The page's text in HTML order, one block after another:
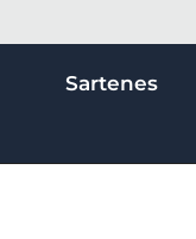
Sartenes